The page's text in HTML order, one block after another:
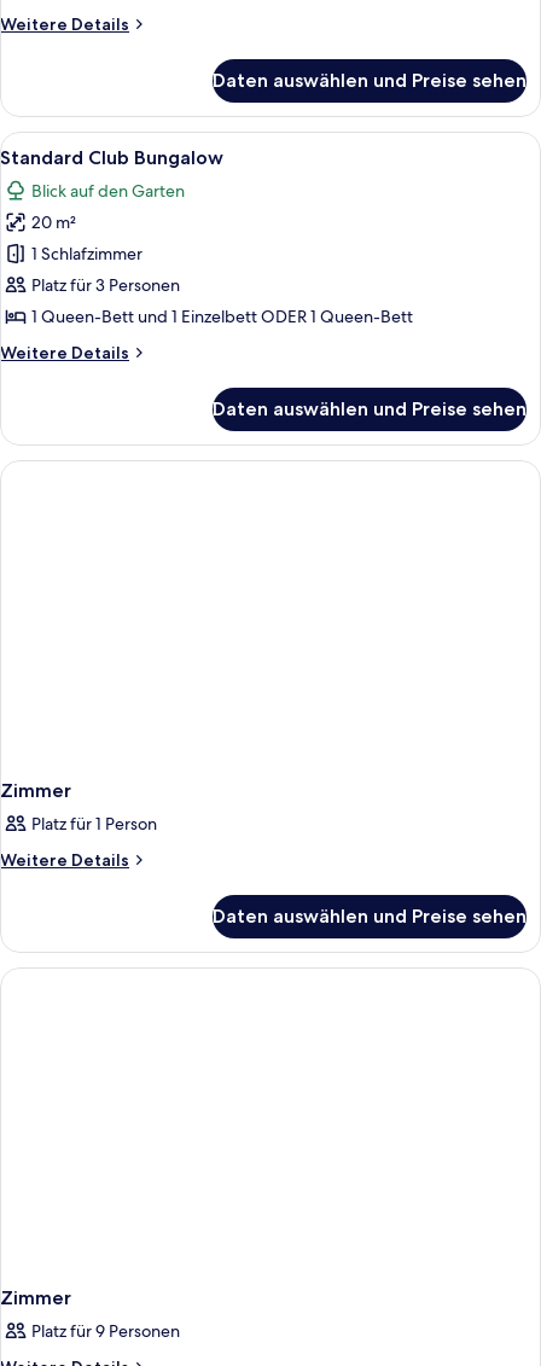
anzeigen
Weitere Details
Weitere
Doppel-
oder
-
Daten auswählen und Preise sehen
Alle
Fotos
für
Standard
Club
Bungalow
anzeigen
Ein Hotelzimmer mit einem großen
11
Standard Club Bungalow
Blick auf den Garten
20 m²
1 Schlafzimmer
Platz für 3 Personen
1 Queen-Bett und 1 Einzelbett ODER 1 Queen-Bett
Weitere Details
Weitere
Club
Bungalow
Daten auswählen und Preise sehen
Zimmer
Platz für 1 Person
Weitere Details
Weitere
Daten auswählen und Preise sehen
Zimmer
Platz für 9 Personen